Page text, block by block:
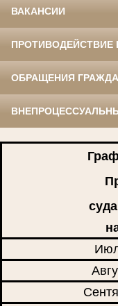
ВАКАНСИИ
ПРОТИВОДЕЙСТВИЕ
ОБРАЩЕНИЯ